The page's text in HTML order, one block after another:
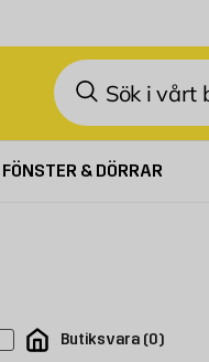
Sök
FÖNSTER & DÖRRAR
Butiksvara (0)